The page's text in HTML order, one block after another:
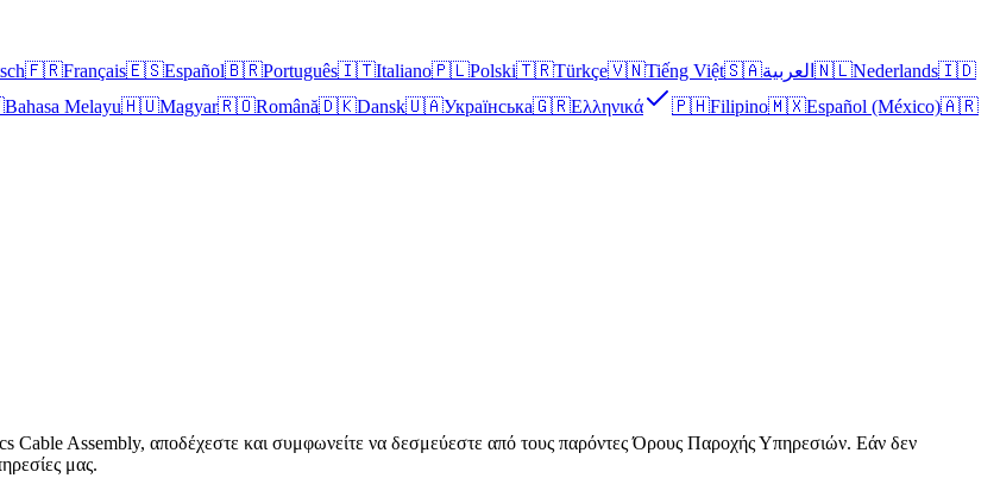
🇫🇷Français🇪🇸Español🇧🇷Português🇮🇹Italiano🇵🇱Polski🇹🇷Türkçe🇻🇳Tiếng Việt🇸🇦العربية 🇳🇱Nederlands🇮🇩
Bahasa Melayu🇭🇺Magyar🇷🇴Română🇩🇰Dansk🇺🇦Українська🇬🇷Ελληνικά 🇵🇭Filipino🇲🇽Español (México)🇦🇷
Cable Assembly, αποδέχεστε και συμφωνείτε να δεσμεύεστε από τους παρόντες Όρους Παροχής Υπηρεσιών. Εάν δεν
μας.